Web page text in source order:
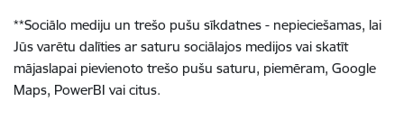
**Sociālo mediju un trešo pušu sīkdatnes - nepieciešamas, lai
Jūs varētu dalīties ar saturu sociālajos medijos vai skatīt
mājaslapai pievienoto trešo pušu saturu, piemēram, Google
Maps, PowerBI vai citus.